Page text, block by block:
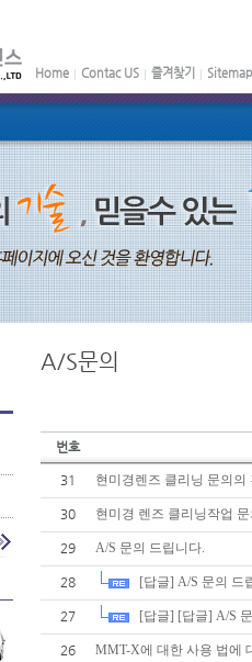
Home Contac US 즐겨찾기 Sitemap
A/S문의
번호
31 현미경렌즈 클리닝 문의의
30 현미경 렌즈 클리닝작업
29 A/S 문의 드립니다.
28 [답글] A/S 문의 드
27 [답글] [답글] A/S
26 MMT-X에 대한 사용 법에